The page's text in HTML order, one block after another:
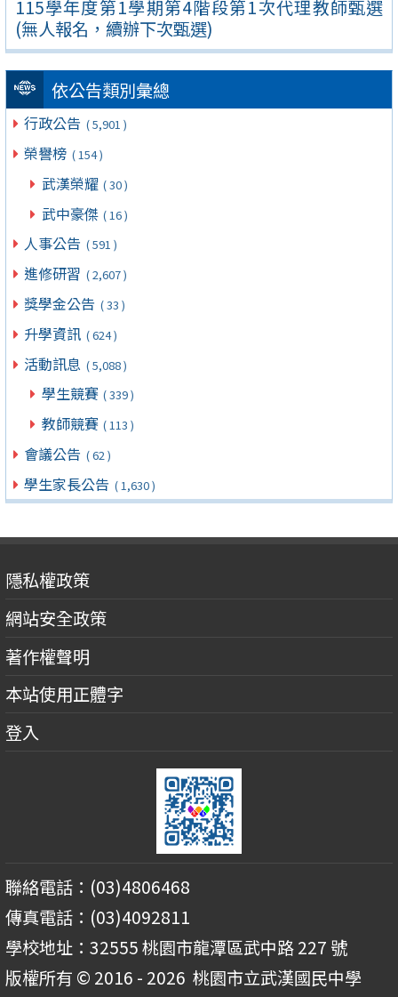
115學年度第1學期第4階段第1次代理教師甄選
(無人報名，續辦下次甄選)
依公告類別彙總
行政公告 ( 5,901 )
榮譽榜 ( 154 )
武漢榮耀 ( 30 )
武中豪傑 ( 16 )
人事公告 ( 591 )
進修研習 ( 2,607 )
獎學金公告 ( 33 )
升學資訊 ( 624 )
活動訊息 ( 5,088 )
學生競賽 ( 339 )
教師競賽 ( 113 )
會議公告 ( 62 )
學生家長公告 ( 1,630 )
隱私權政策
網站安全政策
著作權聲明
本站使用正體字
登入
聯絡電話：(03)4806468
傳真電話：(03)4092811
學校地址：32555 桃園市龍潭區武中路 227 號
版權所有 © 2016 - 2026 桃園市立武漢國民中學